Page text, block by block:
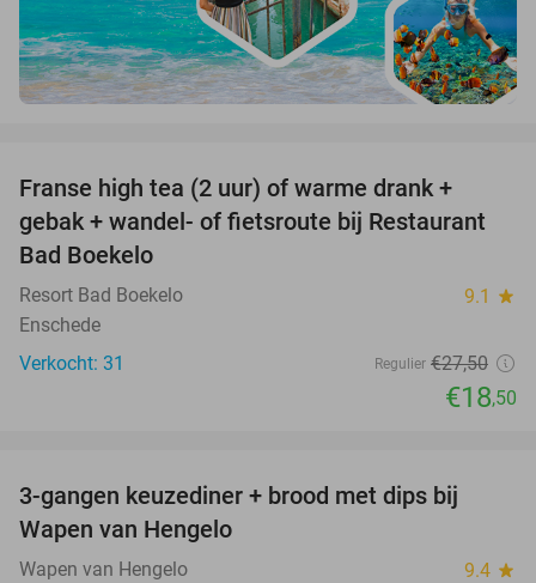
Franse high tea (2 uur) of warme drank +
gebak + wandel- of fietsroute bij Restaurant
Bad Boekelo
Resort Bad Boekelo 9.1 star
Enschede
Verkocht: 31
Regulier €27,50
€18,50
3-gangen keuzediner + brood met dips bij
Wapen van Hengelo
Wapen van Hengelo 9.4 star